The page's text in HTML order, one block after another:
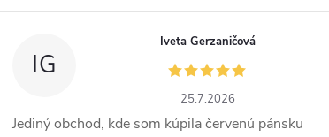
IG
Iveta Gerzaničová
25.7.2026
Jediný obchod, kde som kúpila červenú pánsku